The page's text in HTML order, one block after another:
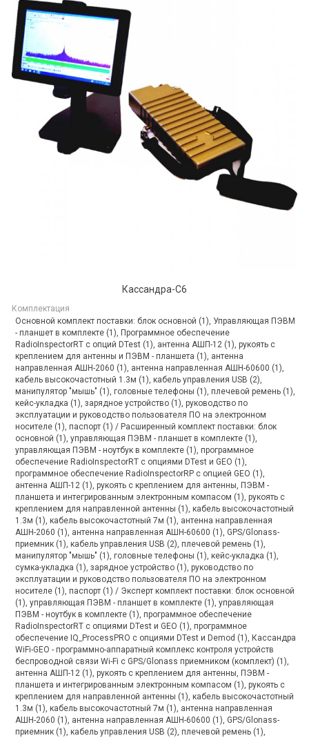
Кассандра-С6
Комплектация
Основной комплект поставки: блок основной (1), Управляющая ПЭВМ
- планшет в комплекте (1), Программное обеспечение
RadioInspectorRT с опций DTest (1), антенна АШП-12 (1), рукоять с
креплением для антенны и ПЭВМ - планшета (1), антенна
направленная АШН-2060 (1), антенна направленная АШН-60600 (1),
кабель высокочастотный 1.3м (1), кабель управления USB (2),
манипулятор "мышь" (1), головные телефоны (1), плечевой ремень (1),
кейс-укладка (1), зарядное устройство (1), руководство по
эксплуатации и руководство пользователя ПО на электронном
носителе (1), паспорт (1) / Расширенный комплект поставки: блок
основной (1), управляющая ПЭВМ - планшет в комплекте (1),
управляющая ПЭВМ - ноутбук в комплекте (1), программное
обеспечение RadioInspectorRT с опциями DTest и GEO (1),
программное обеспечение RadioInspectorRP с опцией GEO (1),
антенна АШП-12 (1), рукоять с креплением для антенны, ПЭВМ -
планшета и интегрированным электронным компасом (1), рукоять с
креплением для направленной антенны (1), кабель высокочастотный
1.3м (1), кабель высокочастотный 7м (1), антенна направленная
АШН-2060 (1), антенна направленная АШН-60600 (1), GPS/Glonass-
приемник (1), кабель управления USB (2), плечевой ремень (1),
манипулятор "мышь" (1), головные телефоны (1), кейс-укладка (1),
сумка-укладка (1), зарядное устройство (1), руководство по
эксплуатации и руководство пользователя ПО на электронном
носителе (1), паспорт (1) / Эксперт комплект поставки: блок основной
(1), управляющая ПЭВМ - планшет в комплекте (1), управляющая
ПЭВМ - ноутбук в комплекте (1), программное обеспечение
RadioInspectorRT с опциями DTest и GEO (1), программное
обеспечение IQ_ProcessPRO с опциями DTest и Demod (1), Кассандра
WiFi-GEO - программно-аппаратный комплекс контроля устройств
беспроводной связи Wi-Fi с GPS/Glonass приемником (комплект) (1),
антенна АШП-12 (1), рукоять с креплением для антенны, ПЭВМ -
планшета и интегрированным электронным компасом (1), рукоять с
креплением для направленной антенны (1), кабель высокочастотный
1.3м (1), кабель высокочастотный 7м (1), антенна направленная
АШН-2060 (1), антенна направленная АШН-60600 (1), GPS/Glonass-
приемник (1), кабель управления USB (2), плечевой ремень (1),